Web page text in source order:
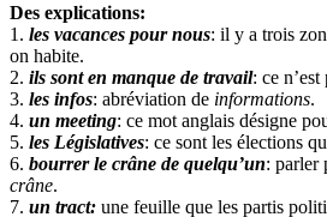
Des explications:
1. les vacances pour nous: il y a trois
on habite.
2. ils sont en manque de travail: ce
3. les infos: abréviation de informations.
4. un meeting: ce mot anglais désigne
5. les Législatives: ce sont les élections
6. bourrer le crâne de quelqu’un: parler
crâne.
7. un tract: une feuille que les partis